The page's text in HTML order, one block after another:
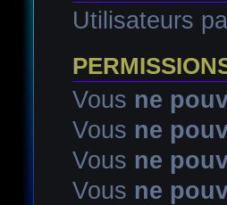
Utilisateurs
Vous ne
Vous ne
Vous ne
Vous ne